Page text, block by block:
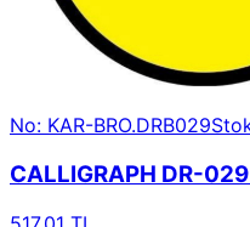
No: KAR-BRO.DRB029
CALLIGRAPH DR-